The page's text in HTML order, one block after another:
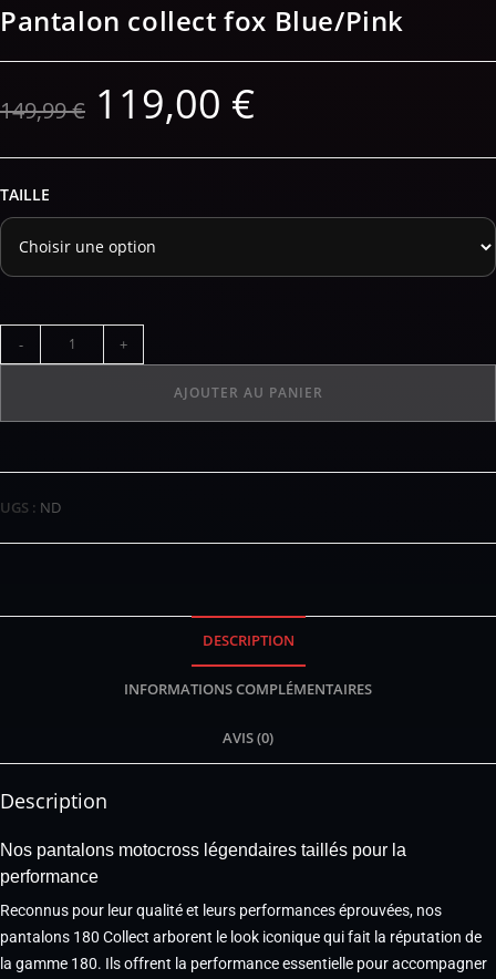
Pantalon collect fox Blue/Pink
149,99€ 119,00 €
TAILLE
- +
AJOUTER AU PANIER
UGS : ND
DESCRIPTION
INFORMATIONS COMPLÉMENTAIRES
AVIS (0)
Description
Nos pantalons motocross légendaires taillés pour la
performance
Reconnus pour leur qualité et leurs performances éprouvées, nos
pantalons 180 Collect arborent le look iconique qui fait la réputation de
la gamme 180. Ils offrent la performance essentielle pour accompagner